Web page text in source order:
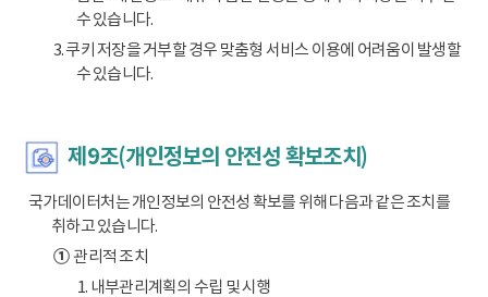
수 있습니다.
3. 쿠키 저장을 거부할 경우 맞춤형 서비스 이용에 어려움이 발생할
수 있습니다.
제9조(개인정보의 안전성 확보조치)
국가데이터처는 개인정보의 안전성 확보를 위해 다음과 같은 조치를
취하고 있습니다.
①관리적 조치
1. 내부관리계획의 수립 및 시행